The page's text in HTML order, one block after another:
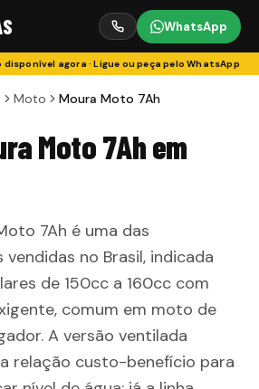
WhatsApp
agora · Ligue ou peça pelo WhatsApp
Moto Moura Moto 7Ah
Moto 7Ah em
7Ah é uma das
no Brasil, indicada
de 150cc a 160cc com
comum em moto de
A versão ventilada
relação custo-benefício para